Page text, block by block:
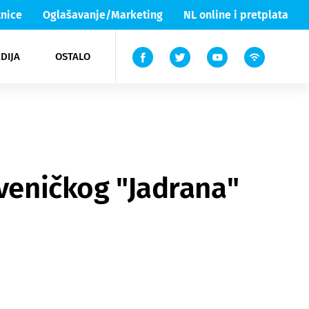
Oglašavanje/Marketing NL online i pretplata
OSTALO
Lika & Senj
TV
"Jadrana"